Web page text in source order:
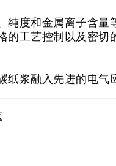
纯度和金属离子含
的工艺控制以及密
浆融入先进的电